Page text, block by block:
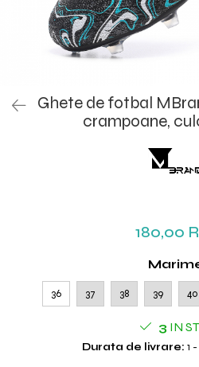
Ghete de fotbal
crampoane,
180,00
36 37 38 39 40
3 IN
Durata de livrare: 1